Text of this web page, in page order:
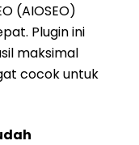
(AIOSEO)
Plugin ini
maksimal
cocok untuk